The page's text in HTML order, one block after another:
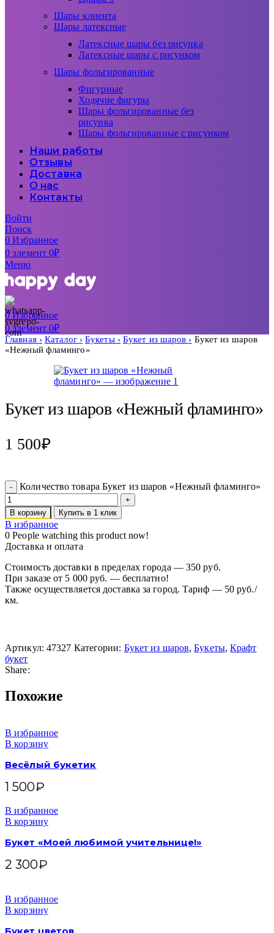
Шары клиента
Шары латексные
Латексные шары без рисунка
Латексные шары с рисунком
Шары фольгированные
Фигурные
Ходячие фигуры
Шары фольгированные без
рисунка
Шары фольгированные с рисунком
Наши работы
Отзывы
Доставка
О нас
Контакты
Войти
Поиск
0Избранное
0элемент 0₽
Меню
0Избранное
0элемент 0₽
Главная Каталог Букеты Букет из шаров
Букет из шаров
«Нежный фламинго»
Букет из шаров «Нежный фламинго»
1 500₽
Количество товара Букет из шаров «Нежный фламинго»
В корзину Купить в 1 клик
В избранное
0 People watching this product now!
Доставка и оплата
Стоимость доставки в пределах города — 350 руб.
При заказе от 5 000 руб. — бесплатно!
Также осуществляется доставка за город. Тариф — 50 руб./
км.
Артикул: 47327 Категории: Букет из шаров, Букеты, Крафт
букет
Share:
Похожие
В избранное
В корзину
Весёлый букетик
1 500₽
В избранное
В корзину
Букет «Моей любимой учительнице!»
2 300₽
В избранное
В корзину